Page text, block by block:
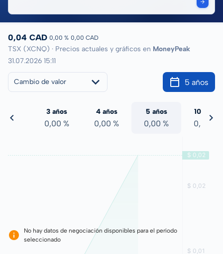
0,04 CAD 0,00 % 0,00 CAD
TSX (XCNQ) · Precios actuales y gráficos en MoneyPeak
31.07.2026 15:11
Cambio de valor 5 años
%
3 años
0,00 %
4 años
0,00 %
5 años
0,00 %
10 años
0,00 %
No hay datos de negociación disponibles para el período
seleccionado